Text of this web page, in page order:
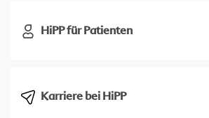
HiPP für Patienten
Karriere bei HiPP